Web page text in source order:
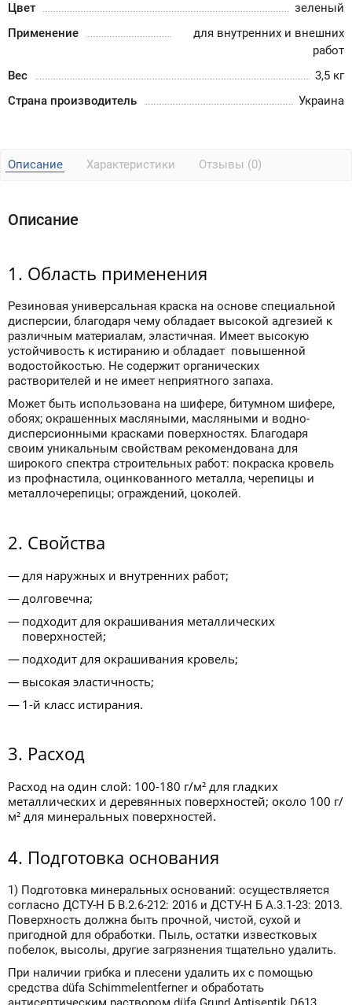
Цвет
зеленый
Применение
для внутренних и внешних
работ
Вес
3,5 кг
Страна производитель
Украина
Описание Характеристики Отзывы (0)
Описание
1. Область применения
Резиновая универсальная краска на основе специальной
дисперсии, благодаря чему обладает высокой адгезией к
различным материалам, эластичная. Имеет высокую
устойчивость к истиранию и обладает повышенной
водостойкостью. Не содержит органических
растворителей и не имеет неприятного запаха.
Может быть использована на шифере, битумном шифере,
обоях; окрашенных масляными, масляными и водно-
дисперсионными красками поверхностях. Благодаря
своим уникальным свойствам рекомендована для
широкого спектра строительных работ: покраска кровель
из профнастила, оцинкованного металла, черепицы и
металлочерепицы; ограждений, цоколей.
2. Свойства
для наружных и внутренних работ;
долговечна;
подходит для окрашивания металлических
поверхностей;
подходит для окрашивания кровель;
высокая эластичность;
1-й класс истирания.
3. Расход
Расход на один слой: 100-180 г/м² для гладких
металлических и деревянных поверхностей; около 100 г/
м² для минеральных поверхностей.
4. Подготовка основания
1) Подготовка минеральных оснований: осуществляется
согласно ДСТУ-Н Б В.2.6-212: 2016 и ДСТУ-Н Б А.3.1-23: 2013.
Поверхность должна быть прочной, чистой, сухой и
пригодной для обработки. Пыль, остатки известковых
побелок, высолы, другие загрязнения тщательно удалить.
При наличии грибка и плесени удалить их с помощью
средства düfa Schimmelentferner и обработать